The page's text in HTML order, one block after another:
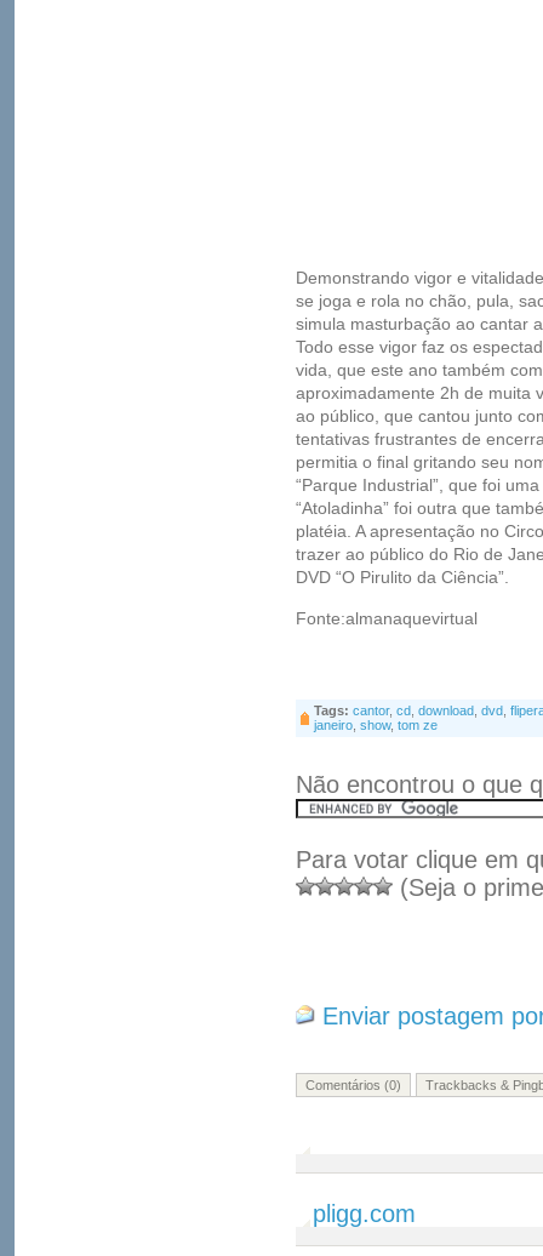
Demonstrando vigor e
se joga e rola no chão, pula,
simula masturbação ao cantar
Todo esse vigor faz os
vida, que este ano também
aproximadamente 2h de muita
ao público, que cantou junto
tentativas frustrantes de
permitia o final gritando seu
“Parque Industrial”, que foi
“Atoladinha” foi outra que
platéia. A apresentação no
trazer ao público do Rio de
DVD “O Pirulito da Ciência”.
Fonte:almanaquevirtual
Tags: cantor, cd download dvd
janeiro show, tom ze
Não encontrou o que
Para votar clique em
(Seja o
Enviar postagem
Comentários (0) Trackbacks &
pligg.com